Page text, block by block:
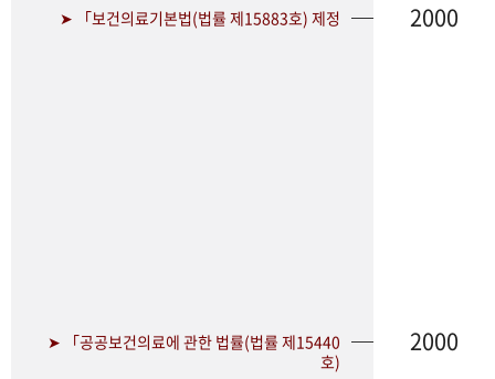
➤ 「보건의료기본법(법률 제15883호) 제정 2000
➤ 「공공보건의료에 관한 법률(법률 제15440
호)
2000